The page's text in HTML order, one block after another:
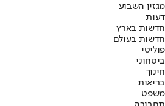
מגזין השבוע
דעות
חדשות בארץ
חדשות בעולם
פוליטי
ביטחוני
חינוך
בריאות
משפט